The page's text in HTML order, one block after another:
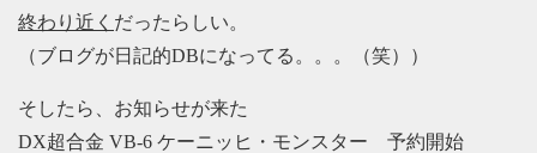
終わり近く だったらしい。
（ブログが日記的DBになってる。。。（笑））
そしたら、お知らせが来た
DX超合金 VB-6 ケーニッヒ・モンスター 予約開始